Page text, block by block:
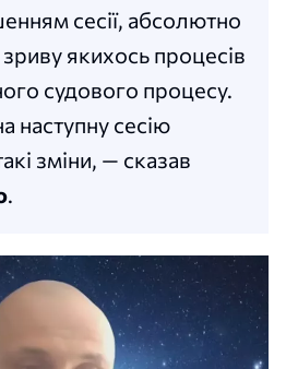
сесії, абсолютно
якихось процесів
судового процесу.
наступну сесію
зміни, — сказав
.